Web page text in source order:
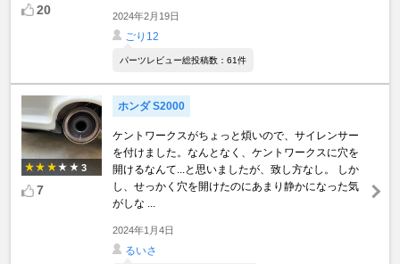
20 2024年2月19日
ごり12
パーツレビュー総投稿数：61件
3
7
ホンダ S2000
ケントワークスがちょっと煩いので、サイレンサー
を付けました。なんとなく、ケントワークスに穴を
開けるなんて...と思いましたが、致し方なし。 しか
し、せっかく穴を開けたのにあまり静かになった気
がしな ...
2024年1月4日
るいさ